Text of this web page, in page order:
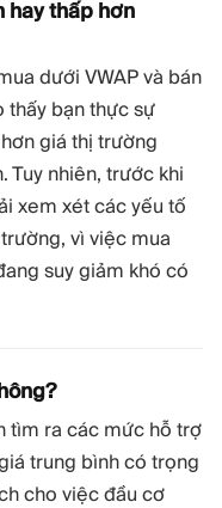
hay thấp hơn
dưới VWAP và bán
thấy bạn thực sự
giá thị trường
Tuy nhiên, trước khi
xem xét các yếu tố
vì việc mua
suy giảm khó có
tìm ra các mức hỗ trợ
trung bình có trọng
cho việc đầu cơ